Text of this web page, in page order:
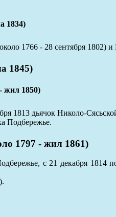
1834)
1766 - 28 сентября
1845)
1850)
1813 дьячок Николо-
Подбережье.
1797 - жил 1861)
с 21 декабря 1814